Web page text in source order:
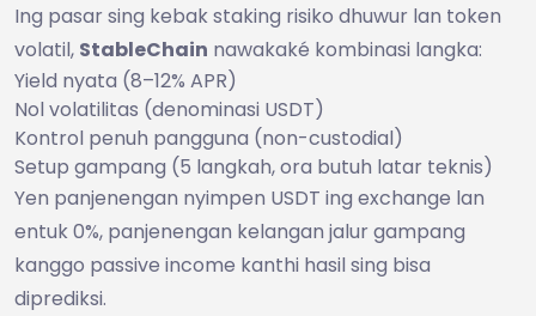
Ing pasar sing kebak staking risiko dhuwur lan token
volatil, StableChain nawakaké kombinasi langka:
Yield nyata (8–12% APR)
Nol volatilitas (denominasi USDT)
Kontrol penuh pangguna (non-custodial)
Setup gampang (5 langkah, ora butuh latar teknis)
Yen panjenengan nyimpen USDT ing exchange lan
entuk 0%, panjenengan kelangan jalur gampang
kanggo passive income kanthi hasil sing bisa
diprediksi.